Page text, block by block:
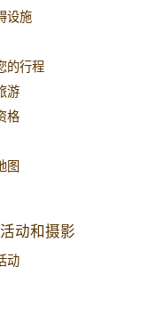
设施
的行程
游
格
图
动和摄影
动